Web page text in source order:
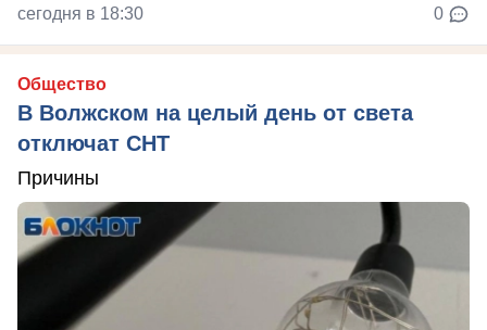
сегодня в 18:30 0
Общество
В Волжском на целый день от света
отключат СНТ
Причины